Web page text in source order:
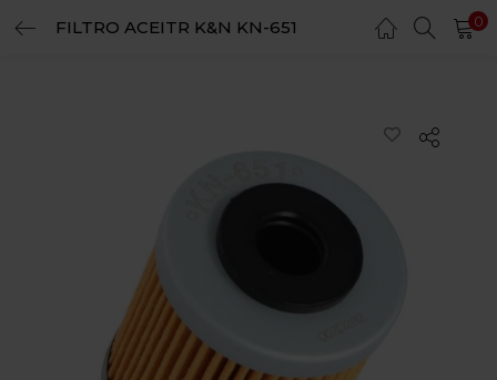
FILTRO ACEITR K&N KN-651 0
LOGIN REGISTER
Lost password?